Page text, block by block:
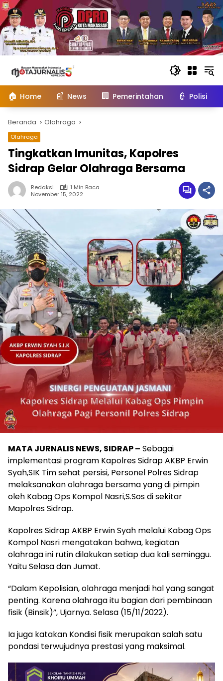
konten
🏠 Home 📰 News 🏢 Pemerintahan 👮 Polisi
Beranda Olahraga
Olahraga
Tingkatkan Imunitas, Kapolres
Sidrap Gelar Olahraga Bersama
Redaksi
1 Min Baca
November 15, 2022
MATA JURNALIS NEWS, SIDRAP – Sebagai
implementasi program Kapolres Sidrap AKBP Erwin
Syah,SIK Tim sehat persisi, Personel Polres Sidrap
melaksanakan olahraga bersama yang di pimpin
oleh Kabag Ops Kompol Nasri,S.Sos di sekitar
Mapolres Sidrap.
Kapolres Sidrap AKBP Erwin Syah melalui Kabag Ops
Kompol Nasri mengatakan bahwa, kegiatan
olahraga ini rutin dilakukan setiap dua kali seminggu.
Yaitu Selasa dan Jumat.
“Dalam Kepolisian, olahraga menjadi hal yang sangat
penting. Karena olahraga itu bagian dari pembinaan
fisik (Binsik)”, Ujarnya. Selasa (15/11/2022).
Ia juga katakan Kondisi fisik merupakan salah satu
pondasi terwujudnya prestasi yang maksimal.